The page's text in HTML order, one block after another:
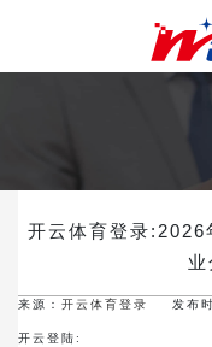
开云体育登录:2026
来源： 开云体育登录 发布时
开云登陆: